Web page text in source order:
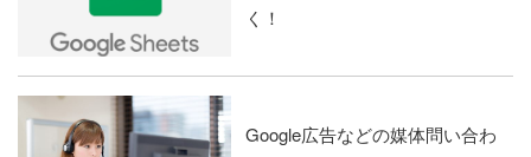
く！
Google広告などの媒体問い合わ